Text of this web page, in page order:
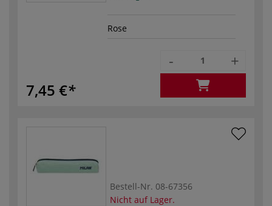
Rose
7,45 €
- +
Bestell-Nr. 08-67356
Nicht auf Lager.